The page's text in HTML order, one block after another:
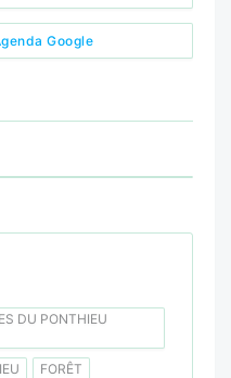
Google
DU PONTHIEU
FORÊT